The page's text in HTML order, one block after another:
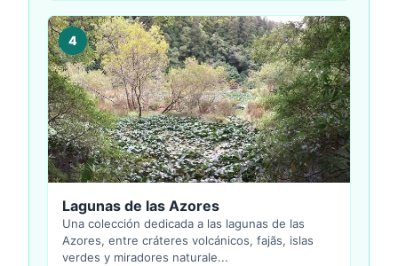
4
Lagunas de las Azores
Una colección dedicada a las lagunas de las
Azores, entre cráteres volcánicos, fajãs, islas
verdes y miradores naturale...